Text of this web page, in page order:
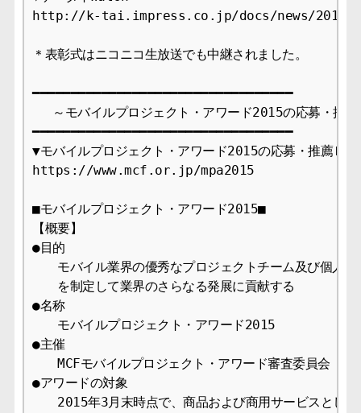
http://k-tai.impress.co.jp/docs/news/
＊表彰式はニコニコ生放送でも中継されました。
━━━━━━━━━━━━━━━━━━━━━━━━━━━━━━━━━━
～モバイルプロジェクト・アワード2015の応募・推薦
━━━━━━━━━━━━━━━━━━━━━━━━━━━━━━━━━━
▼モバイルプロジェクト・アワード2015の応募・推薦ＨＰ
https://www.mcf.or.jp/mpa2015
■モバイルプロジェクト・アワード2015■
【概要】
●目的
モバイル業界の優秀なプロジェクトチーム及び個人を
を制定して業界のさらなる発展に貢献する
●名称
モバイルプロジェクト・アワード2015
●主催
MCFモバイルプロジェクト・アワード審査委
●アワードの対象
2015年3月末時点で、商品および商用サービスとして